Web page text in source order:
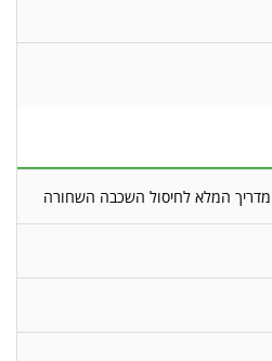
המלא לחיסול השכבה השחורה